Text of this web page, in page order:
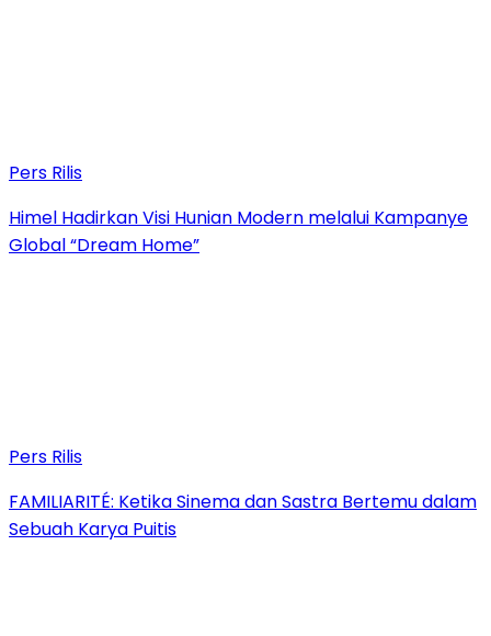
Pers Rilis
Himel Hadirkan Visi Hunian Modern melalui Kampanye
Global “Dream Home”
Pers Rilis
FAMILIARITÉ: Ketika Sinema dan Sastra Bertemu dalam
Sebuah Karya Puitis